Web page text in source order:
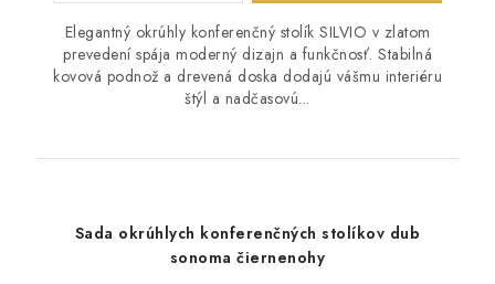
Elegantný okrúhly konferenčný stolík SILVIO v zlatom
prevedení spája moderný dizajn a funkčnosť. Stabilná
kovová podnož a drevená doska dodajú vášmu interiéru
štýl a nadčasovú...
Sada okrúhlych konferenčných stolíkov dub
sonoma čiernenohy